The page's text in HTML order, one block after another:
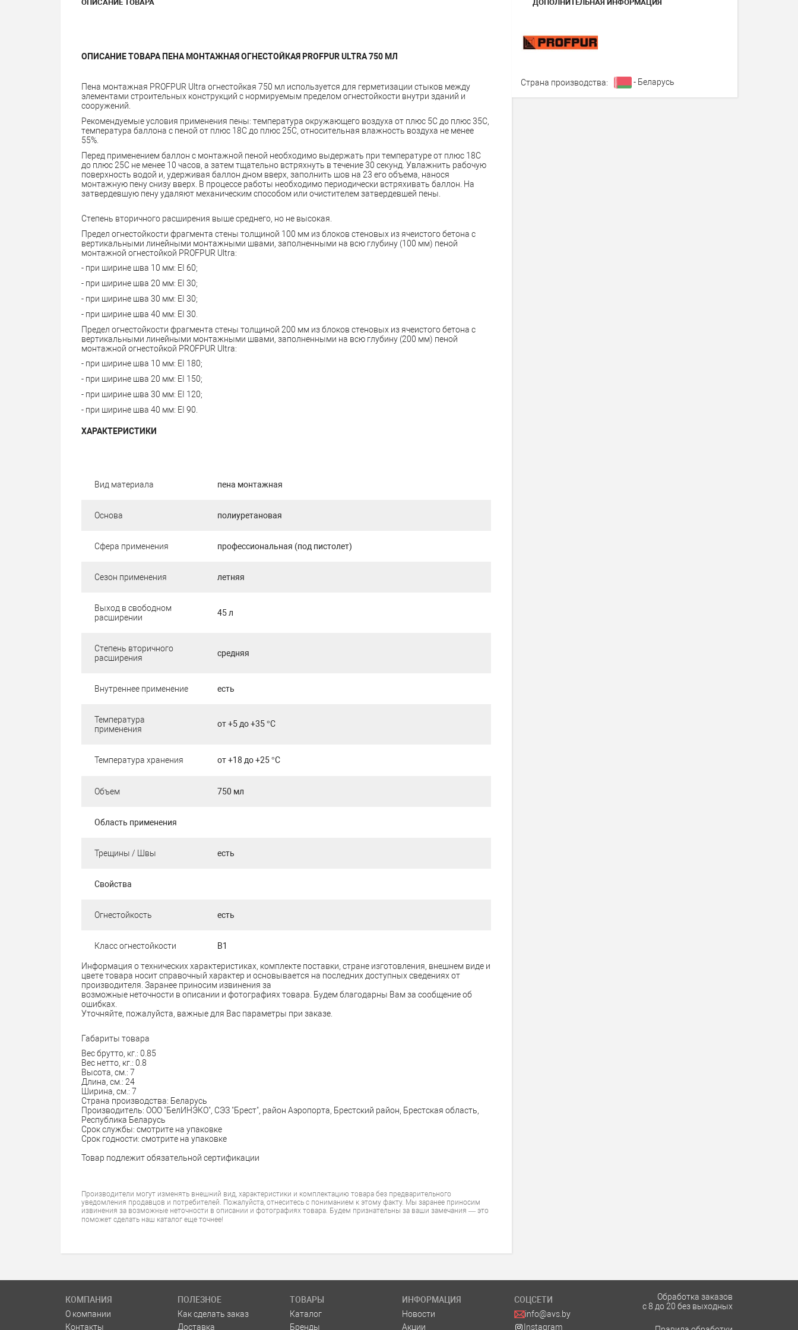
ОПИСАНИЕ ТОВАРА
ОПИСАНИЕ ТОВАРА ПЕНА МОНТАЖНАЯ ОГНЕСТОЙКАЯ PROFPUR ULTRA 750 МЛ
Пена монтажная PROFPUR Ultra огнестойкая 750 мл используется для герметизации стыков между
элементами строительных конструкций с нормируемым пределом огнестойкости внутри зданий и
сооружений.
Рекомендуемые условия применения пены: температура окружающего воздуха от плюс 5C до плюс 35C,
температура баллона с пеной от плюс 18C до плюс 25C, относительная влажность воздуха не менее
55%.
Перед применением баллон с монтажной пеной необходимо выдержать при температуре от плюс 18C
до плюс 25C не менее 10 часов, а затем тщательно встряхнуть в течение 30 секунд. Увлажнить рабочую
поверхность водой и, удерживая баллон дном вверх, заполнить шов на 23 его объема, нанося
монтажную пену снизу вверх. В процессе работы необходимо периодически встряхивать баллон. На
затвердевшую пену удаляют механическим способом или очистителем затвердевшей пены.
Степень вторичного расширения выше среднего, но не высокая.
Предел огнестойкости фрагмента стены толщиной 100 мм из блоков стеновых из ячеистого бетона с
вертикальными линейными монтажными швами, заполненными на всю глубину (100 мм) пеной
монтажной огнестойкой PROFPUR Ultra:
- при ширине шва 10 мм: EI 60;
- при ширине шва 20 мм: EI 30;
- при ширине шва 30 мм: EI 30;
- при ширине шва 40 мм: EI 30.
Предел огнестойкости фрагмента стены толщиной 200 мм из блоков стеновых из ячеистого бетона с
вертикальными линейными монтажными швами, заполненными на всю глубину (200 мм) пеной
монтажной огнестойкой PROFPUR Ultra:
- при ширине шва 10 мм: EI 180;
- при ширине шва 20 мм: EI 150;
- при ширине шва 30 мм: EI 120;
- при ширине шва 40 мм: EI 90.
ХАРАКТЕРИСТИКИ
Вид материала пена монтажная
Основа полиуретановая
Сфера применения профессиональная (под пистолет)
Сезон применения летняя
Выход в свободном
расширении
45 л
Степень вторичного
расширения
средняя
Внутреннее применение есть
Температура
применения
от +5 до +35 °C
Температура хранения от +18 до +25 °C
Объем 750 мл
Область применения
Трещины / Швы есть
Свойства
Огнестойкость есть
Класс огнестойкости В1
Информация о технических характеристиках, комплекте поставки, стране изготовления, внешнем виде и
цвете товара носит справочный характер и основывается на последних доступных сведениях от
производителя. Заранее приносим извинения за
возможные неточности в описании и фотографиях товара. Будем благодарны Вам за сообщение об
ошибках
Уточняйте, пожалуйста, важные для Вас параметры при заказе.
Габариты товара
Вес брутто, кг.: 0.85
Вес нетто, кг.: 0.8
Высота, см.: 7
Длина, см.: 24
Ширина, см.: 7
Страна производства: Беларусь
Производитель: ООО "БелИНЭКО", СЭЗ "Брест", район Аэропорта, Брестский район, Брестская область,
Республика Беларусь
Срок службы: смотрите на упаковке
Срок годности: смотрите на упаковке
Товар подлежит обязательной сертификации
Производители могут изменять внешний вид, характеристики и комплектацию товара без предварительного
уведомления продавцов и потребителей. Пожалуйста, отнеситесь с пониманием к этому факту. Мы заранее приносим
извинения за возможные неточности в описании и фотографиях товара. Будем признательны за ваши замечания — это
поможет сделать наш каталог еще точнее!
ДОПОЛНИТЕЛЬНАЯ ИНФОРМАЦИЯ
Страна производства: - Беларусь
КОМПАНИЯ
О компании
Контакты
ПОЛЕЗНОЕ
Как сделать заказ
Доставка
ТОВАРЫ
Каталог
Бренды
ИНФОРМАЦИЯ
Новости
Акции
СОЦСЕТИ
info@avs.by
Instagram
Обработка заказов
с 8 до 20 без выходных